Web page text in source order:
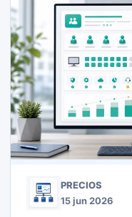
PRECIOS
15 jun 2026